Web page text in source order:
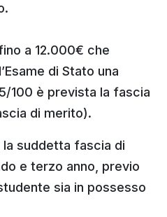
a 12.000€ che
di Stato una
100 è prevista la fascia
di merito).
la suddetta fascia di
e terzo anno, previo
sia in possesso